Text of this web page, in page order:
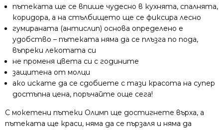
пътеката ще се впише чудесно в кухнята, спалнята,
коридора, а на стълбището ще се фиксира лесно
гумираната (антислип) основа определено е
удобство – пътеката няма да се плъзга по пода,
въпреки лекотата си
не променя цвета си с годините
защитена от молци
ако искате да се сдобиете с тази красота на супер
достъпна цена, поръчайте още сега!
С мокетени пътеки Олимп ще достигнете върха, а
пътеката ще краси, няма да се пързаля и няма да